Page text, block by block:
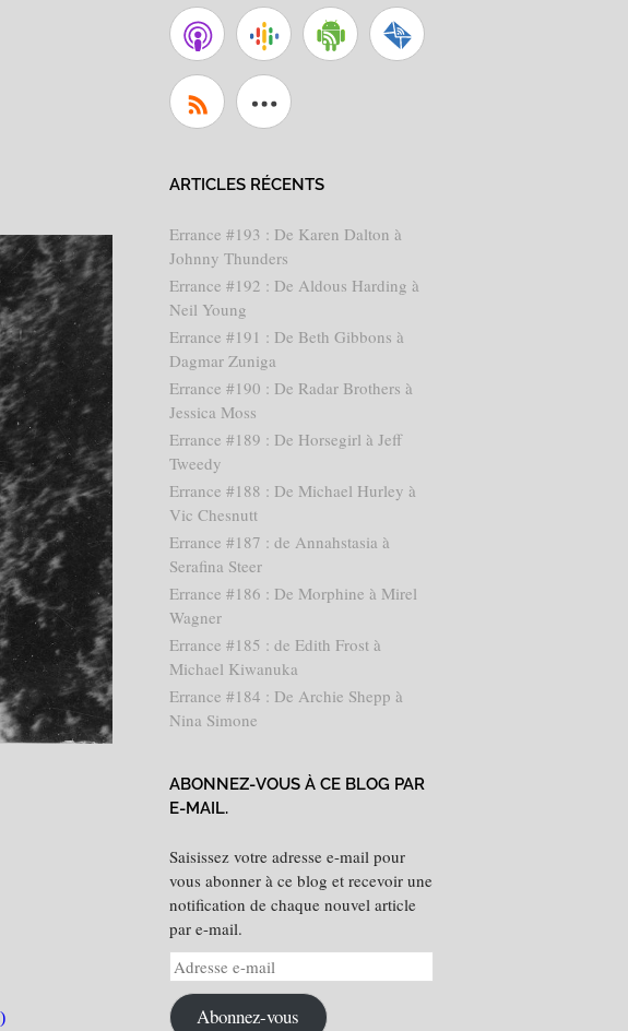
ARTICLES RÉCENTS
Errance #193 : De Karen Dalton à
Johnny Thunders
Errance #192 : De Aldous Harding à
Neil Young
Errance #191 : De Beth Gibbons à
Dagmar Zuniga
Errance #190 : De Radar Brothers à
Jessica Moss
Errance #189 : De Horsegirl à Jeff
Tweedy
Errance #188 : De Michael Hurley à
Vic Chesnutt
Errance #187 : de Annahstasia à
Serafina Steer
Errance #186 : De Morphine à Mirel
Wagner
Errance #185 : de Edith Frost à
Michael Kiwanuka
Errance #184 : De Archie Shepp à
Nina Simone
ABONNEZ-VOUS À CE BLOG PAR
E-MAIL.
Saisissez votre adresse e-mail pour
vous abonner à ce blog et recevoir une
notification de chaque nouvel article
par e-mail.
Adresse
e-
mail Abonnez-vous